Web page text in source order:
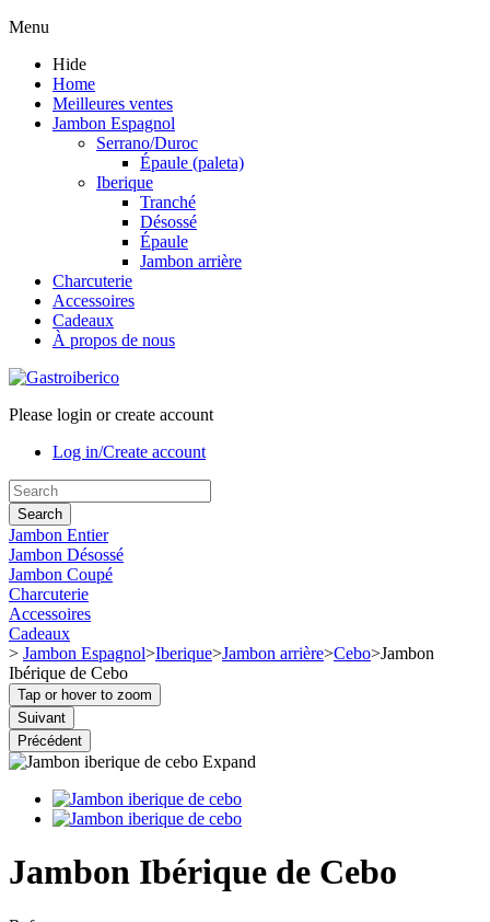
Menu
Hide
Home
Meilleures ventes
Jambon Espagnol
Serrano/Duroc
Épaule (paleta)
Iberique
Tranché
Désossé
Épaule
Jambon arrière
Charcuterie
Accessoires
Cadeaux
À propos de nous
Please login or create account
Log in/Create account
Search
Jambon Entier
Jambon Désossé
Jambon Coupé
Charcuterie
Accessoires
Cadeaux
> Jambon Espagnol>Iberique>Jambon arrière>Cebo>Jambon
Ibérique de Cebo
Tap or hover to zoom
Suivant
Précédent
Expand
Jambon Ibérique de Cebo